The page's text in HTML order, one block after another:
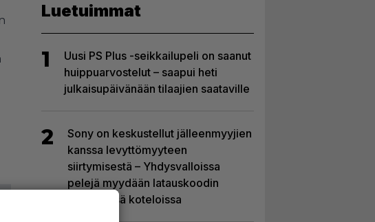
Luetuimmat
1
Uusi PS Plus -seikkailupeli on saanut
huippuarvostelut – saapui heti
julkaisupäivänään tilaajien saataville
2
Sony on keskustellut jälleenmyyjien
kanssa levyttömyyteen
siirtymisestä – Yhdysvalloissa
pelejä myydään latauskoodin
sisältävissä koteloissa